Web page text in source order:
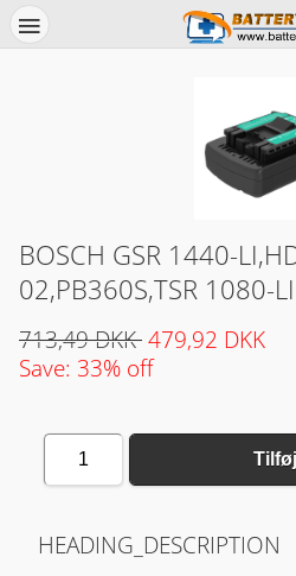
BOSCH GSR 1440-
02,PB360S,TSR 1080-
713,49 DKK479,92 DKK
Save: 33% off
1
HEADING_DESCRIPTION